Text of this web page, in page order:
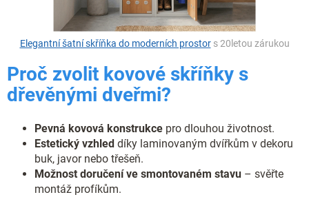
Elegantní šatní skříňka do moderních prostors 20letou zárukou
Proč zvolit kovové skříňky s
dřevěnými dveřmi?
Pevná kovová konstrukce pro dlouhou životnost.
Estetický vzhled díky laminovaným dvířkům v dekoru
buk, javor nebo třešeň.
Možnost doručení ve smontovaném stavu – svěřte
montáž profíkům.